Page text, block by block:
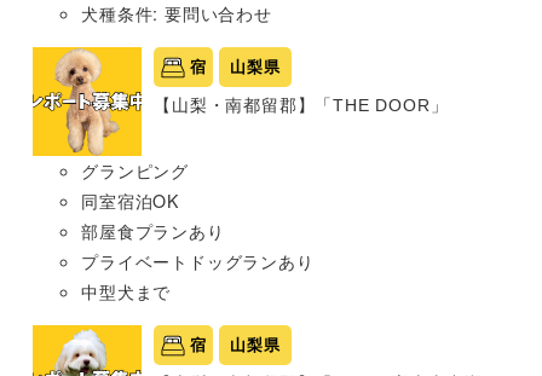
犬種条件: 要問い合わせ
宿 山梨県
【山梨・南都留郡】「THE DOOR」
グランピング
同室宿泊OK
部屋食プランあり
プライベートドッグランあり
中型犬まで
宿 山梨県